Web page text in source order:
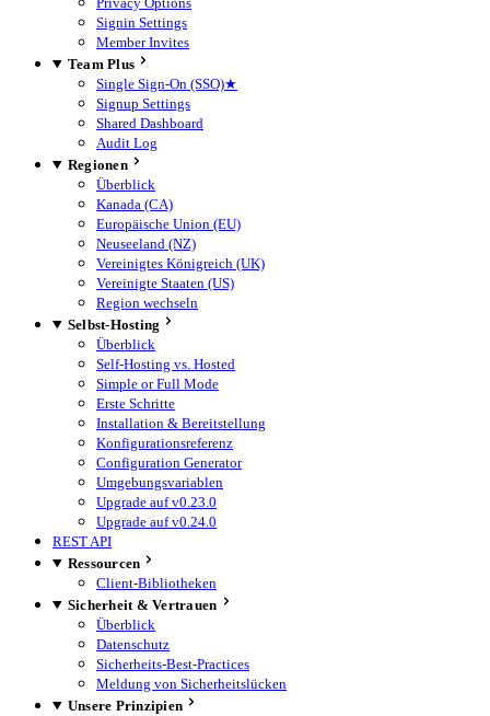
Signin Settings
Member Invites
Team Plus
Single Sign-On (SSO)★
Signup Settings
Shared Dashboard
Audit Log
Regionen
Überblick
Kanada (CA)
Europäische Union (EU)
Neuseeland (NZ)
Vereinigtes Königreich (UK)
Vereinigte Staaten (US)
Region wechseln
Selbst-Hosting
Überblick
Self-Hosting vs. Hosted
Simple or Full Mode
Erste Schritte
Installation & Bereitstellung
Konfigurationsreferenz
Configuration Generator
Umgebungsvariablen
Upgrade auf v0.23.0
Upgrade auf v0.24.0
REST API
Ressourcen
Client-Bibliotheken
Sicherheit & Vertrauen
Überblick
Datenschutz
Sicherheits-Best-Practices
Meldung von Sicherheitslücken
Unsere Prinzipien